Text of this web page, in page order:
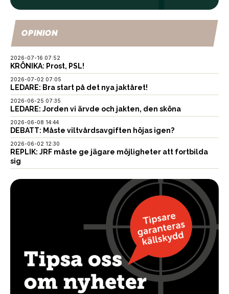
OPINION
2026-07-16 07:52
KRÖNIKA: Prost, PSL!
2026-07-02 07:05
LEDARE: Bra start på det nya jaktåret!
2026-06-25 07:35
LEDARE: Jorden vi ärvde och jakten, den sköna
2026-06-08 14:44
DEBATT: Måste viltvårdsavgiften höjas igen?
2026-06-02 12:30
REPLIK: JRF måste ge jägare möjligheter att fortbilda
sig